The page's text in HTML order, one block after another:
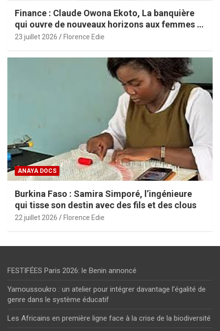
Finance : Claude Owona Ekoto, La banquière
qui ouvre de nouveaux horizons aux femmes et
aux PME africaines
23 juillet 2026 Florence Edie
ANAYA DOCS
Burkina Faso : Samira Simporé, l’ingénieure
qui tisse son destin avec des fils et des clous
22 juillet 2026 Florence Edie
FESTIFÉES Paris 2026: le Benin annoncé
Yamoussoukro : un atelier pour intégrer davantage l’égalité de
genre dans le système éducatif
Les Africains en première ligne face à la crise de la biodiversité